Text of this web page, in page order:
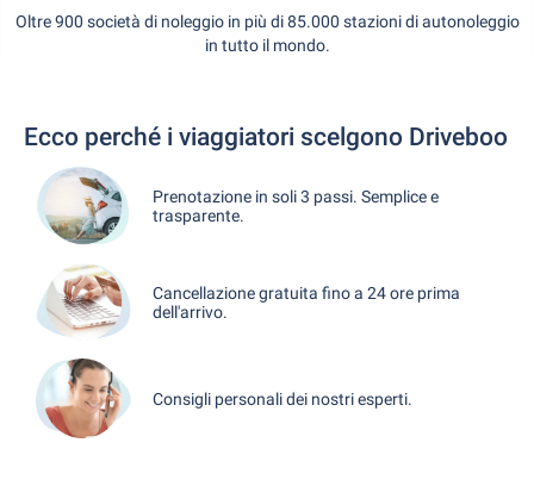
Oltre 900 società di noleggio in più di 85.000 stazioni di autonoleggio
in tutto il mondo.
Ecco perché i viaggiatori scelgono Driveboo
Prenotazione in soli 3 passi. Semplice e
trasparente.
Cancellazione gratuita fino a 24 ore prima
dell'arrivo.
Consigli personali dei nostri esperti.